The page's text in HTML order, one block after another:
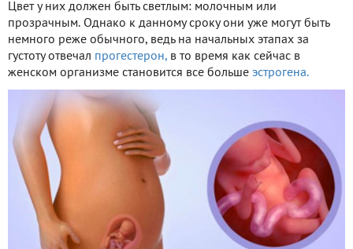
Цвет у них должен быть светлым: молочным или
прозрачным. Однако к данному сроку они уже могут быть
немного реже обычного, ведь на начальных этапах за
густоту отвечал прогестерон, в то время как сейчас в
женском организме становится все больше эстрогена.